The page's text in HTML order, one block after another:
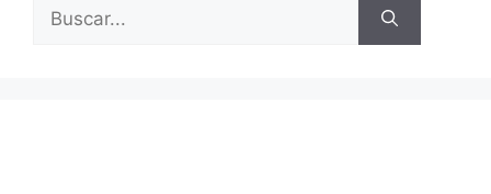
Buscar: